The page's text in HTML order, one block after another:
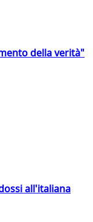
della verità"
all'italiana